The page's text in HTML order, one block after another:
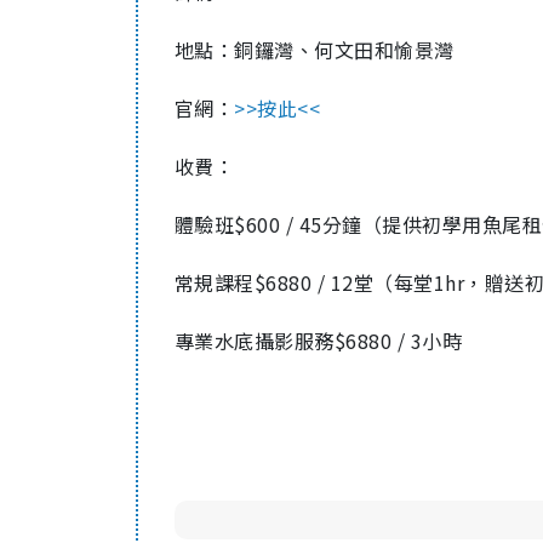
地點：銅鑼灣、何文田和愉景灣
官網： >>按此<<
收費：
體驗班$600 / 45分鐘（提供初學用魚尾租
常規課程$6880 / 12堂（每堂1hr，贈送初
專業水底攝影服務$6880 / 3小時